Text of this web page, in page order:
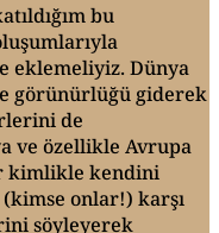
bu
eklemeliyiz. Dünya
görünürlüğü giderek
de
ve özellikle Avrupa
kimlikle kendini
onlar!) karşı
söyleyerek